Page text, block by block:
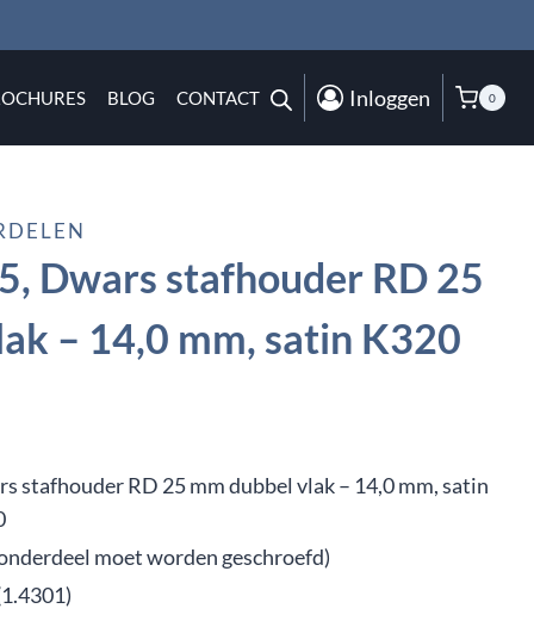
BLOG CONTACT Inloggen 0
Dwars stafhouder RD 25
– 14,0 mm, satin K320
stafhouder RD 25 mm dubbel vlak – 14,0 mm, satin
moet worden geschroefd)